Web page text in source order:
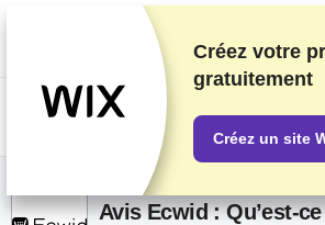
Nous classons nos produits sur la base de tests
rigoureux, mais nous tenons également compte
des accords commerciaux conclus avec les
contient des liens d'affiliation.Information sur la
Avis Ecwid : Qu’est-
Créez votre
gratuitement
Créez un site